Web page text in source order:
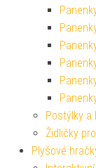
Postýlky a
Židličky
Plyšové